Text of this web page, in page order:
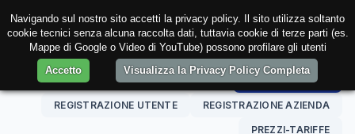
09 Aug. 202619:50:33 AREA RISERVATA
REGISTRAZIONE UTENTE REGISTRAZIONE AZIENDA
PREZZI-TARIFFE
Navigando sul nostro sito accetti la privacy policy. Il sito utilizza soltanto
cookie tecnici senza alcuna raccolta dati, tuttavia cookie di terze parti (es.
Mappe di Google o Video di YouTube) possono profilare gli utenti
Accetto
Visualizza la Privacy Policy Completa